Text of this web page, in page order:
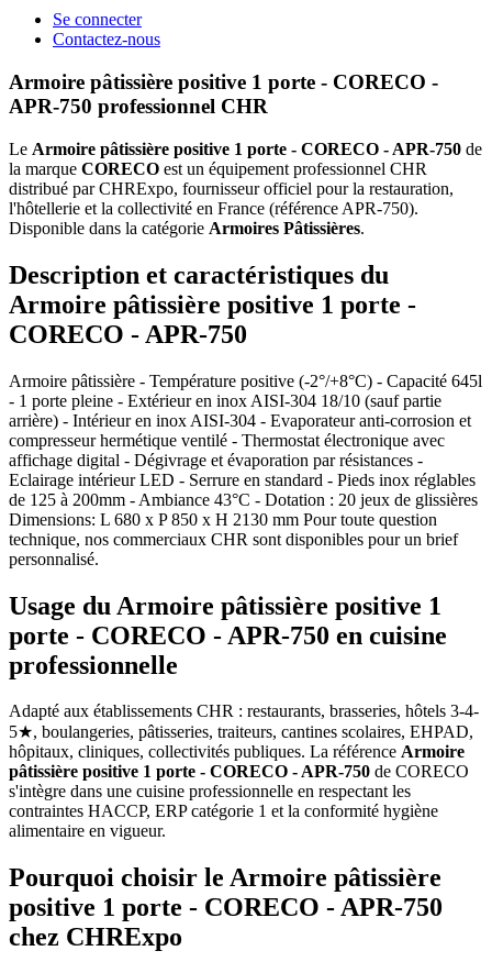
Se connecter
Contactez-nous
Armoire pâtissière positive 1 porte - CORECO -
APR-750 professionnel CHR
Le Armoire pâtissière positive 1 porte - CORECO - APR-750 de
la marque CORECO est un équipement professionnel CHR
distribué par CHRExpo, fournisseur officiel pour la restauration,
l'hôtellerie et la collectivité en France (référence APR-750).
Disponible dans la catégorie Armoires Pâtissières.
Description et caractéristiques du
Armoire pâtissière positive 1 porte -
CORECO - APR-750
Armoire pâtissière - Température positive (-2°/+8°C) - Capacité 645l
- 1 porte pleine - Extérieur en inox AISI-304 18/10 (sauf partie
arrière) - Intérieur en inox AISI-304 - Evaporateur anti-corrosion et
compresseur hermétique ventilé - Thermostat électronique avec
affichage digital - Dégivrage et évaporation par résistances -
Eclairage intérieur LED - Serrure en standard - Pieds inox réglables
de 125 à 200mm - Ambiance 43°C - Dotation : 20 jeux de glissières
Dimensions: L 680 x P 850 x H 2130 mm Pour toute question
technique, nos commerciaux CHR sont disponibles pour un brief
personnalisé.
Usage du Armoire pâtissière positive 1
porte - CORECO - APR-750 en cuisine
professionnelle
Adapté aux établissements CHR : restaurants, brasseries, hôtels 3-4-
5★, boulangeries, pâtisseries, traiteurs, cantines scolaires, EHPAD,
hôpitaux, cliniques, collectivités publiques. La référence Armoire
pâtissière positive 1 porte - CORECO - APR-750 de CORECO
s'intègre dans une cuisine professionnelle en respectant les
contraintes HACCP, ERP catégorie 1 et la conformité hygiène
alimentaire en vigueur.
Pourquoi choisir le Armoire pâtissière
positive 1 porte - CORECO - APR-750
chez CHRExpo